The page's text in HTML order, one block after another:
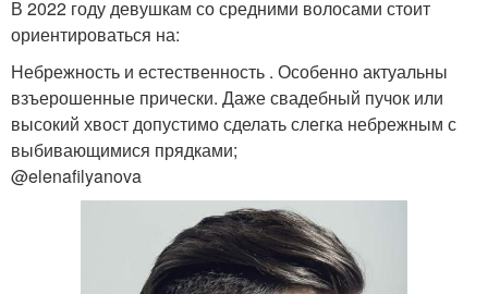
В 2022 году девушкам со средними волосами стоит
ориентироваться на:
Небрежность и естественность . Особенно актуальны
взъерошенные прически. Даже свадебный пучок или
высокий хвост допустимо сделать слегка небрежным с
выбивающимися прядками;
@elenafilyanova